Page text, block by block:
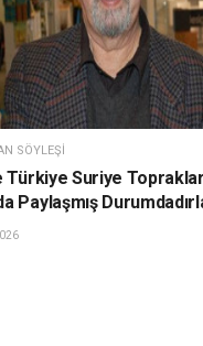
SÖYLEŞI
Suriye
Paylaşmış